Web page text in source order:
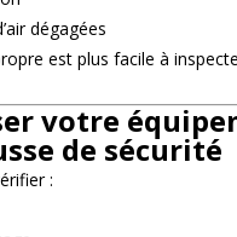
dégagées
est plus facile à
votre
de sécurité
: